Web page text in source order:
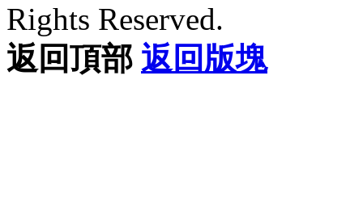
Rights Reserved.
返回頂部 返回版塊